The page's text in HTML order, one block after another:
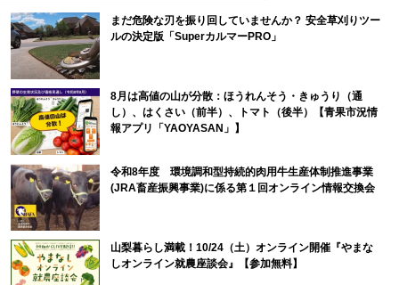
まだ危険な刃を振り回していませんか？ 安全草刈りツー
ルの決定版「SuperカルマーPRO」
8月は高値の山が分散：ほうれんそう・きゅうり（通
し）、はくさい（前半）、トマト（後半）【青果市況情
報アプリ「YAOYASAN」】
令和8年度 環境調和型持続的肉用牛生産体制推進事業
(JRA畜産振興事業)に係る第１回オンライン情報交換会
山梨暮らし満載！10/24（土）オンライン開催『やまな
しオンライン就農座談会』【参加無料】